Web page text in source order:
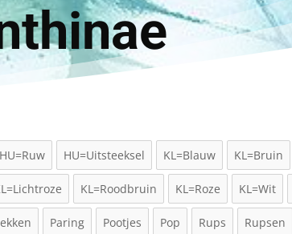
HU=Ruw HU=Uitsteeksel KL=Blauw KL=Bruin
KL=Roodbruin KL=Roze KL=Wit
Paring Pootjes Pop Rups Rupsen